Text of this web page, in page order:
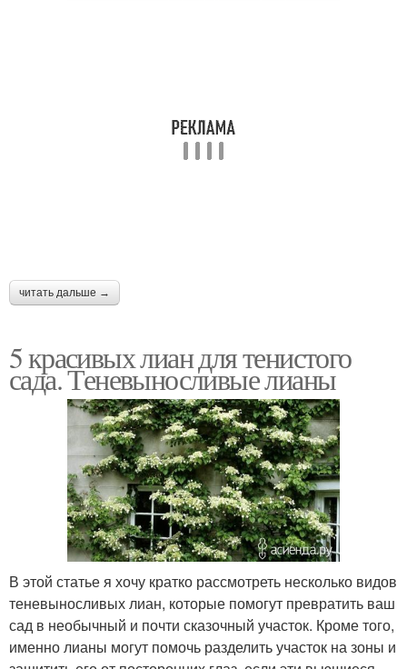
читать дальше →
5 красивых лиан для тенистого
сада. Теневыносливые лианы
В этой статье я хочу кратко рассмотреть несколько видов
теневыносливых лиан, которые помогут превратить ваш
сад в необычный и почти сказочный участок. Кроме того,
именно лианы могут помочь разделить участок на зоны и